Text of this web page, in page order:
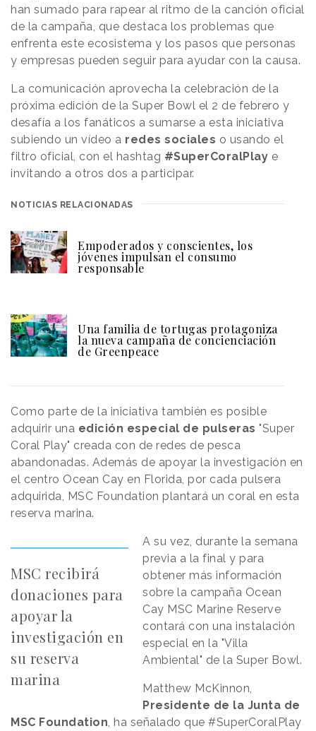
han sumado para rapear al ritmo de la canción oficial
de la campaña, que destaca los problemas que
enfrenta este ecosistema y los pasos que personas
y empresas pueden seguir para ayudar con la causa.
La comunicación aprovecha la celebración de la
próxima edición de la Super Bowl el 2 de febrero y
desafía a los fanáticos a sumarse a esta iniciativa
subiendo un vídeo a redes sociales o usando el
filtro oficial, con el hashtag #SuperCoralPlay e
invitando a otros dos a participar.
NOTICIAS RELACIONADAS
Empoderados y conscientes, los
jóvenes impulsan el consumo
responsable
Una familia de tortugas protagoniza
la nueva campaña de concienciación
de Greenpeace
Como parte de la iniciativa también es posible
adquirir una edición especial de pulseras "Super
Coral Play" creada con de redes de pesca
abandonadas. Además de apoyar la investigación en
el centro Ocean Cay en Florida, por cada pulsera
adquirida, MSC Foundation plantará un coral en esta
reserva marina.
MSC recibirá
donaciones para
apoyar la
investigación en
su reserva
marina
A su vez, durante la semana
previa a la final y para
obtener más información
sobre la campaña Ocean
Cay MSC Marine Reserve
contará con una instalación
especial en la "Villa
Ambiental" de la Super Bowl.
Matthew McKinnon,
Presidente de la Junta de
MSC Foundation, ha señalado que #SuperCoralPlay